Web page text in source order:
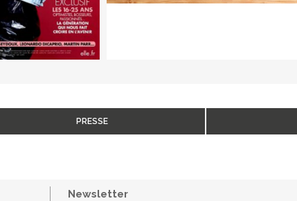
PRESSE
Newsletter